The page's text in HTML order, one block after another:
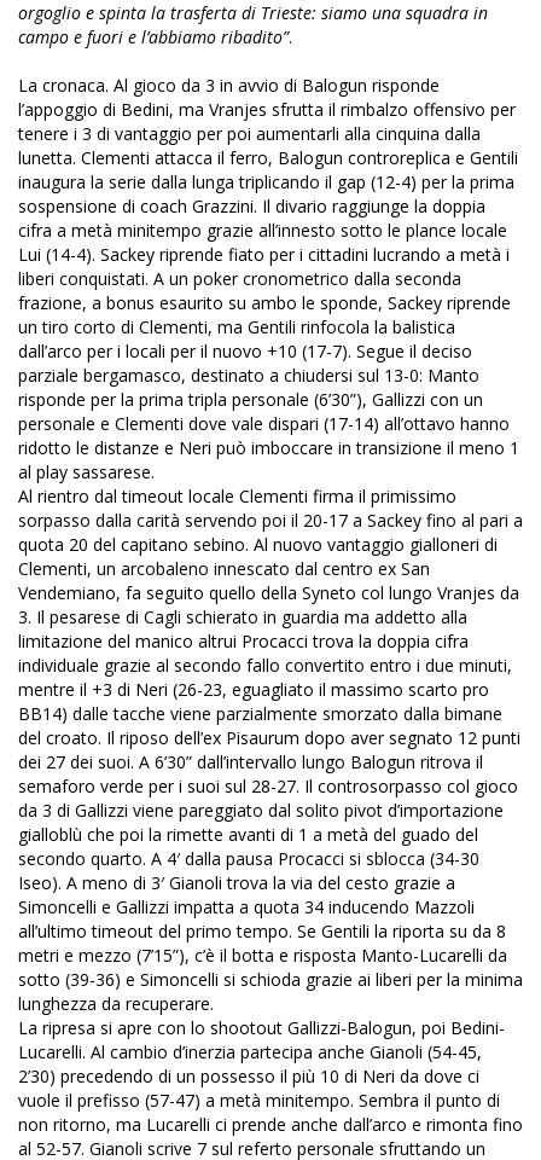
orgoglio e spinta la trasferta di Trieste: siamo una squadra in
campo e fuori e l’abbiamo ribadito”.
La cronaca. Al gioco da 3 in avvio di Balogun risponde
l’appoggio di Bedini, ma Vranjes sfrutta il rimbalzo offensivo per
tenere i 3 di vantaggio per poi aumentarli alla cinquina dalla
lunetta. Clementi attacca il ferro, Balogun controreplica e Gentili
inaugura la serie dalla lunga triplicando il gap (12-4) per la prima
sospensione di coach Grazzini. Il divario raggiunge la doppia
cifra a metà minitempo grazie all’innesto sotto le plance locale
Lui (14-4). Sackey riprende fiato per i cittadini lucrando a metà i
liberi conquistati. A un poker cronometrico dalla seconda
frazione, a bonus esaurito su ambo le sponde, Sackey riprende
un tiro corto di Clementi, ma Gentili rinfocola la balistica
dall’arco per i locali per il nuovo +10 (17-7). Segue il deciso
parziale bergamasco, destinato a chiudersi sul 13-0: Manto
risponde per la prima tripla personale (6’30”), Gallizzi con un
personale e Clementi dove vale dispari (17-14) all’ottavo hanno
ridotto le distanze e Neri può imboccare in transizione il meno 1
al play sassarese.
Al rientro dal timeout locale Clementi firma il primissimo
sorpasso dalla carità servendo poi il 20-17 a Sackey fino al pari a
quota 20 del capitano sebino. Al nuovo vantaggio gialloneri di
Clementi, un arcobaleno innescato dal centro ex San
Vendemiano, fa seguito quello della Syneto col lungo Vranjes da
3. Il pesarese di Cagli schierato in guardia ma addetto alla
limitazione del manico altrui Procacci trova la doppia cifra
individuale grazie al secondo fallo convertito entro i due minuti,
mentre il +3 di Neri (26-23, eguagliato il massimo scarto pro
BB14) dalle tacche viene parzialmente smorzato dalla bimane
del croato. Il riposo dell’ex Pisaurum dopo aver segnato 12 punti
dei 27 dei suoi. A 6’30” dall’intervallo lungo Balogun ritrova il
semaforo verde per i suoi sul 28-27. Il controsorpasso col gioco
da 3 di Gallizzi viene pareggiato dal solito pivot d’importazione
gialloblù che poi la rimette avanti di 1 a metà del guado del
secondo quarto. A 4′ dalla pausa Procacci si sblocca (34-30
Iseo). A meno di 3′ Gianoli trova la via del cesto grazie a
Simoncelli e Gallizzi impatta a quota 34 inducendo Mazzoli
all’ultimo timeout del primo tempo. Se Gentili la riporta su da 8
metri e mezzo (7’15”), c’è il botta e risposta Manto-Lucarelli da
sotto (39-36) e Simoncelli si schioda grazie ai liberi per la minima
lunghezza da recuperare.
La ripresa si apre con lo shootout Gallizzi-Balogun, poi Bedini-
Lucarelli. Al cambio d’inerzia partecipa anche Gianoli (54-45,
2’30) precedendo di un possesso il più 10 di Neri da dove ci
vuole il prefisso (57-47) a metà minitempo. Sembra il punto di
non ritorno, ma Lucarelli ci prende anche dall’arco e rimonta fino
al 52-57. Gianoli scrive 7 sul referto personale sfruttando un